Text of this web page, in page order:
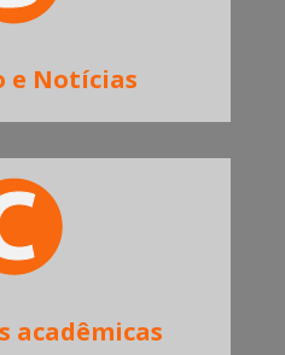
e Notícias
acadêmicas